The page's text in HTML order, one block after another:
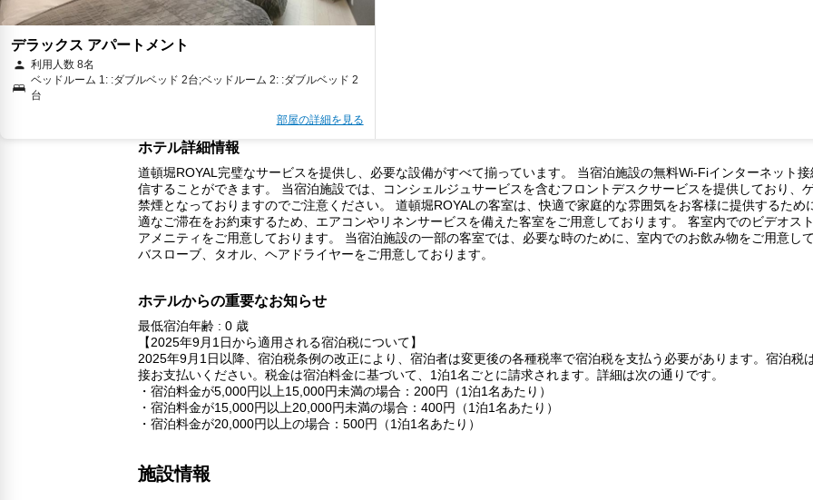
デラックス アパートメント
利用人数 8名
ベッドルーム 1: :ダブルベッド 2台;ベッドルーム 2: :ダブルベッド 2
台
部屋の詳細を見る
ホテル詳細情報
道頓堀ROYAL完璧なサービスを提供し、必要な設備がすべて揃っています。 当宿泊施設の無料Wi-Fiインターネット
信することができます。 当宿泊施設では、コンシェルジュサービスを含むフロントデスクサービスを提供しており、
禁煙となっておりますのでご注意ください。 道頓堀ROYALの客室は、快適で家庭的な雰囲気をお客様に提供するた
適なご滞在をお約束するため、エアコンやリネンサービスを備えた客室をご用意しております。 客室内でのビデオス
アメニティをご用意しております。 当宿泊施設の一部の客室では、必要な時のために、室内でのお飲み物をご用意し
バスローブ、タオル、ヘアドライヤーをご用意しております。
ホテルからの重要なお知らせ
最低宿泊年齢 : 0 歳
【2025年9月1日から適用される宿泊税について】
2025年9月1日以降、宿泊税条例の改正により、宿泊者は変更後の各種税率で宿泊税を支払う必要があります。宿泊税
接お支払いください。税金は宿泊料金に基づいて、1泊1名ごとに請求されます。詳細は次の通りです。
・宿泊料金が5,000円以上15,000円未満の場合：200円（1泊1名あたり）
・宿泊料金が15,000円以上20,000円未満の場合：400円（1泊1名あたり）
・宿泊料金が20,000円以上の場合：500円（1泊1名あたり）
施設情報